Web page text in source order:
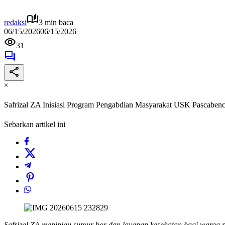
redaksi
3 min baca
06/15/202606/15/2026
31
×
Safrizal ZA Inisiasi Program Pengabdian Masyarakat USK
Sebarkan artikel ini